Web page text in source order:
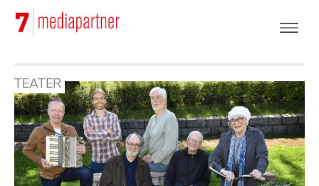
Hoppa
huvudinnehåll
TEATER